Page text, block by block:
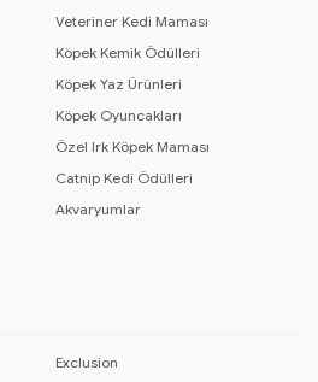
Veteriner Kedi Maması
Köpek Kemik Ödülleri
Köpek Yaz Ürünleri
Köpek Oyuncakları
Özel Irk Köpek Maması
Catnip Kedi Ödülleri
Akvaryumlar
Exclusion